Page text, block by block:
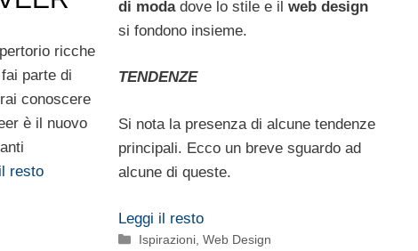
ricche
parte di
conoscere
è il nuovo
resto
di moda dove lo stile e il web design
si fondono insieme.
TENDENZE
Si nota la presenza di alcune tendenze
principali. Ecco un breve sguardo ad
alcune di queste.
Leggi il resto
Categorie
Ispirazioni, Web Design